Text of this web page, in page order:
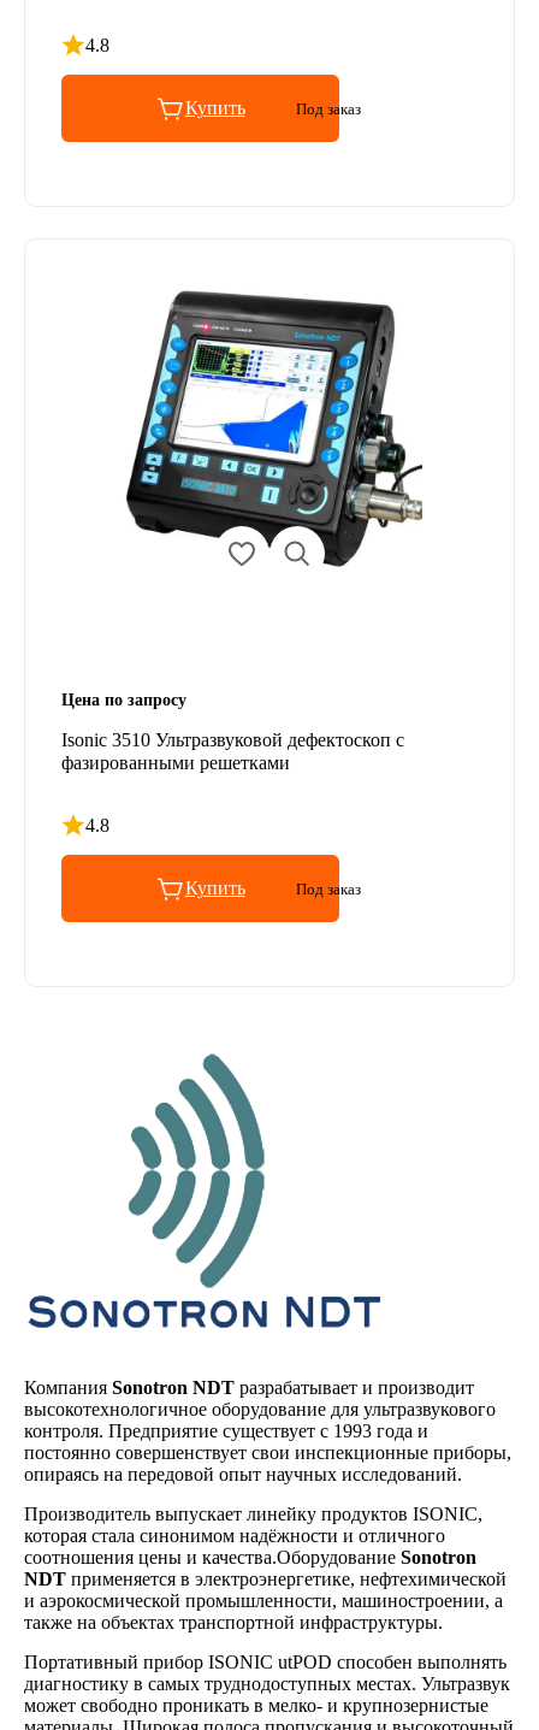
4.8
Рейтинг 4.8 из 5
Купить Под заказ
Цена по запросу
Isonic 3510 Ультразвуковой дефектоскоп с
фазированными решетками
4.8
Рейтинг 4.8 из 5
Купить Под заказ
Компания Sonotron NDT разрабатывает и производит
высокотехнологичное оборудование для ультразвукового
контроля. Предприятие существует с 1993 года и
постоянно совершенствует свои инспекционные приборы,
опираясь на передовой опыт научных исследований.
Производитель выпускает линейку продуктов ISONIC,
которая стала синонимом надёжности и отличного
соотношения цены и качества.Оборудование Sonotron
NDT применяется в электроэнергетике, нефтехимической
и аэрокосмической промышленности, машиностроении, а
также на объектах транспортной инфраструктуры.
Портативный прибор ISONIC utPOD способен выполнять
диагностику в самых труднодоступных местах. Ультразвук
может свободно проникать в мелко- и крупнозернистые